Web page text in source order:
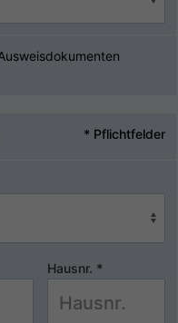
* Pflichtfelder
Hausnr. *